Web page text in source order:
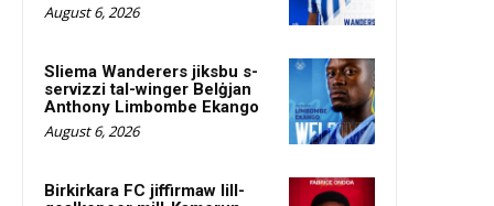
August 6, 2026
Sliema Wanderers jiksbu s-
servizzi tal-winger Belġjan
Anthony Limbombe Ekango
August 6, 2026
Birkirkara FC jiffirmaw lill-